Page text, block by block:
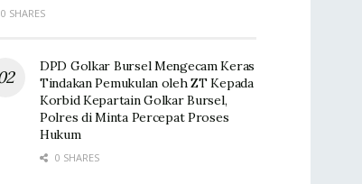
0 SHARES
DPD Golkar Bursel Mengecam Keras
Tindakan Pemukulan oleh ZT Kepada
Korbid Kepartain Golkar Bursel,
Polres di Minta Percepat Proses
Hukum
0 SHARES